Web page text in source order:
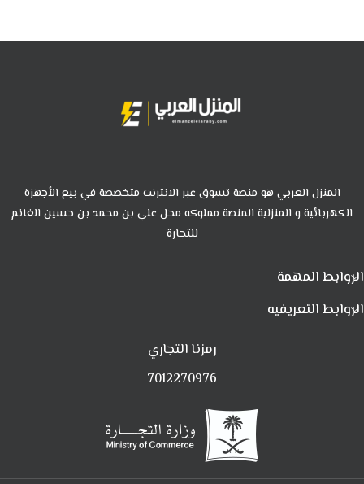
المنزل العربي هو منصة تسوق عبر الانترنت متخصصة في بيع الأجهزة
الكهربائية و المنزلية المنصة مملوكه محل علي بن محمد بن حسين الغانم
للتجارة
الروابط المهمة
الروابط التعريفيه
رمزنا التجاري
7012270976